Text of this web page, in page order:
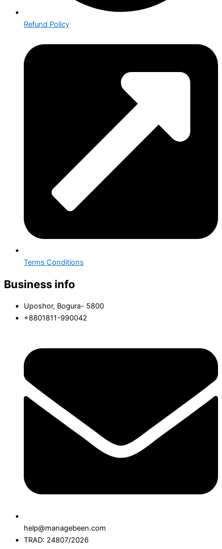
Refund Policy
Terms Conditions
Business info
Uposhor, Bogura- 5800
+8801811-990042
help@managebeen.com
TRAD: 24807/2026